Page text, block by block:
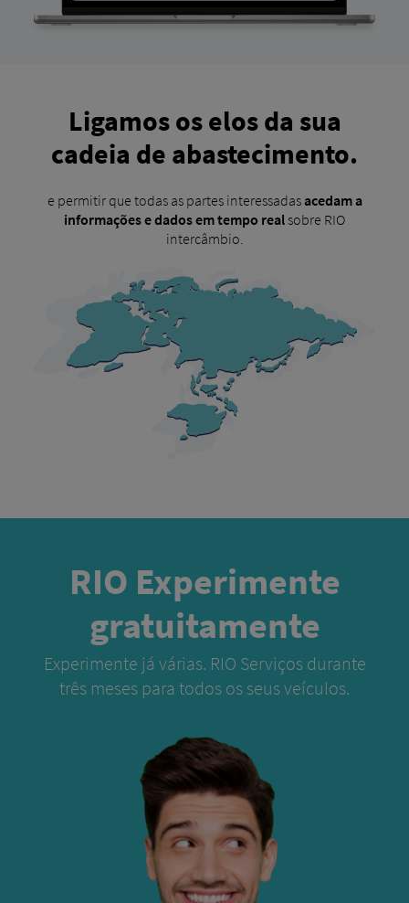
Ligamos os elos da sua
cadeia de abastecimento.
e permitir que todas as partes interessadasacedam a
informações e dados em tempo realsobre RIO
intercâmbio.
RIO Experimente
gratuitamente
Experimente já várias. RIO Serviços durante
três meses para todos os seus veículos.